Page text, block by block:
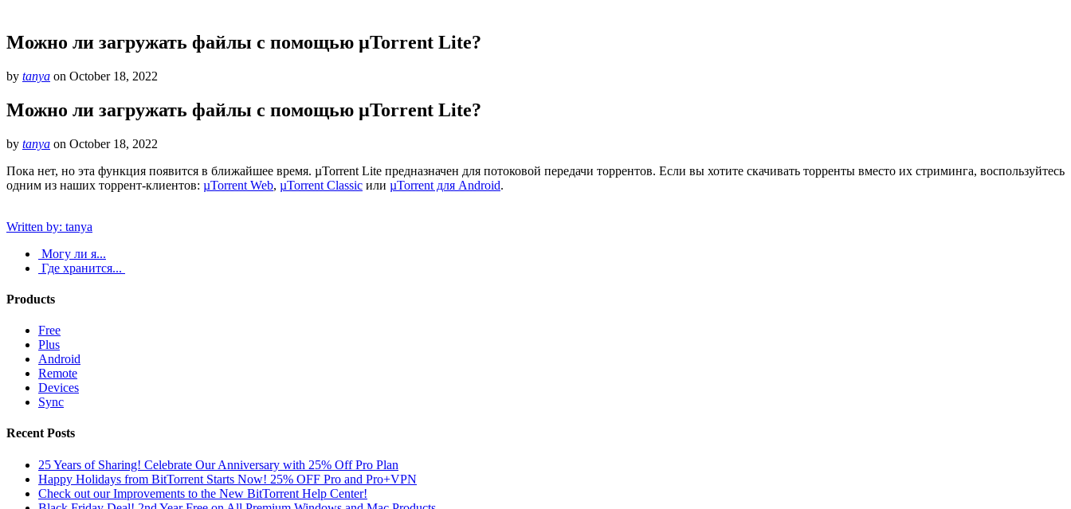
Можно ли загружать файлы с помощью µTorrent Lite?
by tanya on October 18, 2022
Можно ли загружать файлы с помощью µTorrent Lite?
by tanya on October 18, 2022
Пока нет, но эта функция появится в ближайшее время. µTorrent Lite предназначен для потоковой передачи торрентов. Если вы хотите скачивать торренты вместо их стриминга, воспользуйтесь
одним из наших торрент-клиентов: µTorrent Web, µTorrent Classic или µTorrent для Android.
Written by: tanya
Могу ли я...
Где хранится...
Products
Free
Plus
Android
Remote
Devices
Sync
Recent Posts
25 Years of Sharing! Celebrate Our Anniversary with 25% Off Pro Plan
Happy Holidays from BitTorrent Starts Now! 25% OFF Pro and Pro+VPN
Check out our Improvements to the New BitTorrent Help Center!